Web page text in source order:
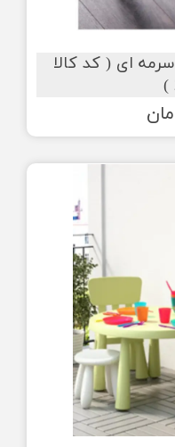
پد صندلی ایکیا MALINDA سرمه ای ( کد کالا